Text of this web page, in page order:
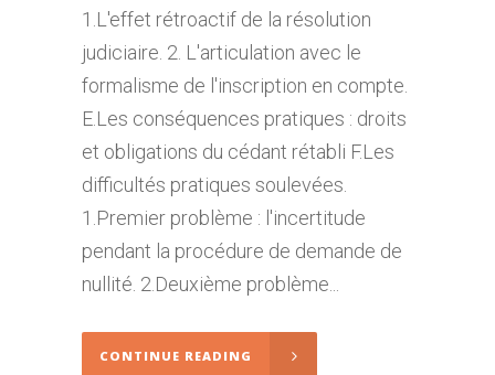
1.L'effet rétroactif de la résolution
judiciaire. 2. L'articulation avec le
formalisme de l'inscription en compte.
E.Les conséquences pratiques : droits
et obligations du cédant rétabli F.Les
difficultés pratiques soulevées.
1.Premier problème : l'incertitude
pendant la procédure de demande de
nullité. 2.Deuxième problème...
CONTINUE READING